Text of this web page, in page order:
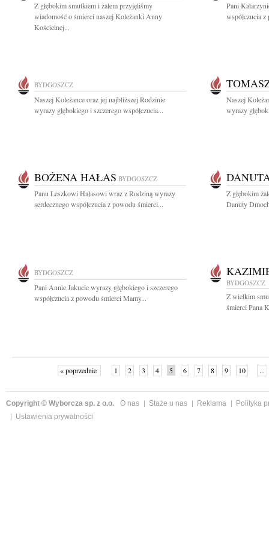
Z głębokim smutkiem i żalem przyjęliśmy
wiadomość o śmierci naszej Koleżanki Anny
Kościelnej...
Pani
współczucia
BYDGOSZCZ
Naszej Koleżance oraz jej najbliższej Rodzinie
wyrazy głębokiego i szczerego współczucia...
Naszej
wyrazy
BOŻENA HAŁAS BYDGOSZCZ
Panu Leszkowi Hałasowi wraz z Rodziną wyrazy
serdecznego współczucia z powodu śmierci...
Z głębokim
Danuty
BYDGOSZCZ
Pani Annie Jakucie wyrazy głębokiego i szczerego
współczucia z powodu śmierci Mamy...
BYDGOSZCZ
Z wielkim
śmierci Pana
« poprzednie 1 2 3 4 5 6 7 8 9 10 ...
Copyright © Wyborcza sp. z o.o. O nas Staże u nas Reklama
Polityka
Ustawienia prywatności